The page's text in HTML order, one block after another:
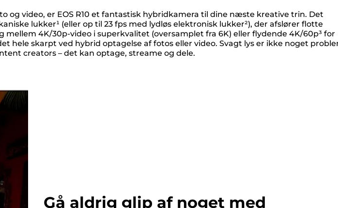
og video, er EOS R10 et fantastisk hybridkamera til dine næste kreative trin. Det
lukker¹ (eller op til 23 fps med lydløs elektronisk lukker²), der afslører flotte
4K/30p-video i superkvalitet (oversamplet fra 6K) eller flydende 4K/60p³ for
hele skarpt ved hybrid optagelse af fotos eller video. Svagt lys er ikke noget
creators – det kan optage, streame og dele.
Gå aldrig glip af noget med